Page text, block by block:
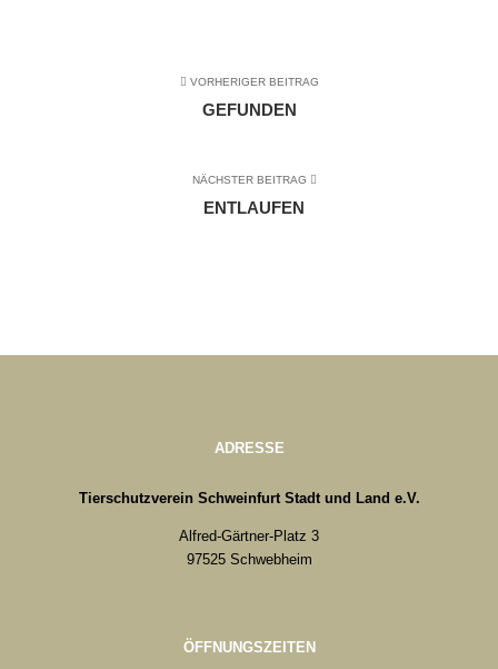
VORHERIGER BEITRAG
GEFUNDEN
NÄCHSTER BEITRAG
ENTLAUFEN
ADRESSE
Tierschutzverein Schweinfurt Stadt und Land e.V.
Alfred-Gärtner-Platz 3
97525 Schwebheim
ÖFFNUNGSZEITEN